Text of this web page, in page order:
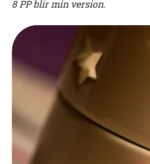
8 PP blir min version.